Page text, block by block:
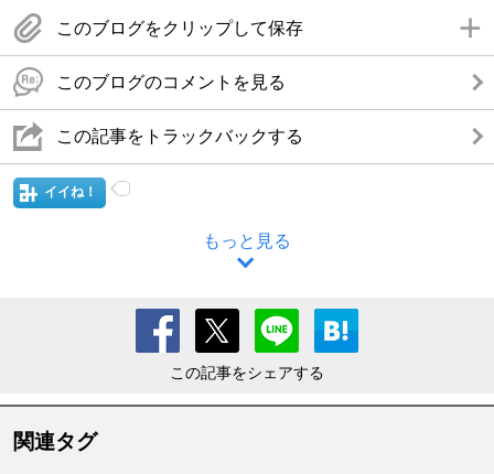
このブログをクリップして保存
このブログのコメントを見る
この記事をトラックバックする
イイね！
もっと見る
この記事をシェアする
関連タグ